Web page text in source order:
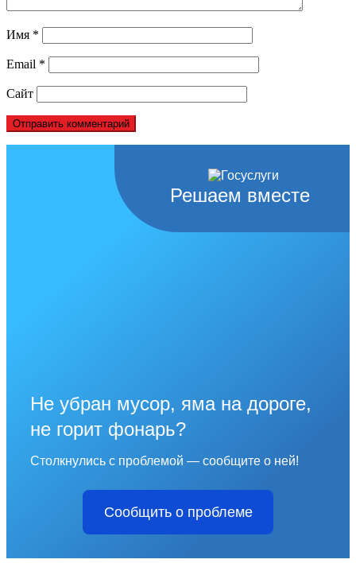
Имя *
Email *
Сайт
Решаем вместе
Не убран мусор, яма на дороге,
не горит фонарь?
Столкнулись с проблемой — сообщите о ней!
Сообщить о проблеме